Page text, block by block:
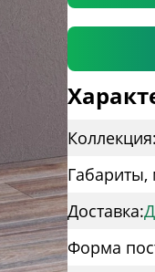
Габариты,
Доставка:
Форма